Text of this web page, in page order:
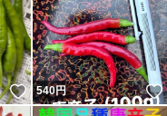
いいね！
540円